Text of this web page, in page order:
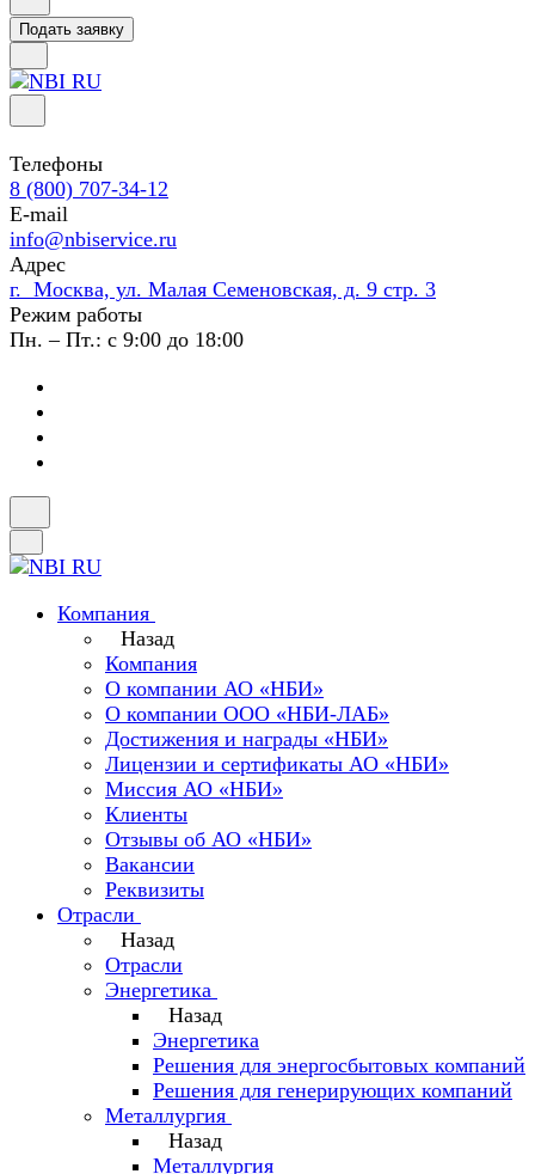
Подать заявку
Телефоны
8 (800) 707-34-12
E-mail
info@nbiservice.ru
Адрес
г. Москва, ул. Малая Семеновская, д. 9 стр. 3
Режим работы
Пн. – Пт.: с 9:00 до 18:00
Компания
Назад
Компания
О компании АО «НБИ»
О компании ООО «НБИ-ЛАБ»
Достижения и награды «НБИ»
Лицензии и сертификаты АО «НБИ»
Миссия АО «НБИ»
Клиенты
Отзывы об АО «НБИ»
Вакансии
Реквизиты
Отрасли
Назад
Отрасли
Энергетика
Назад
Энергетика
Решения для энергосбытовых компаний
Решения для генерирующих компаний
Металлургия
Назад
Металлургия